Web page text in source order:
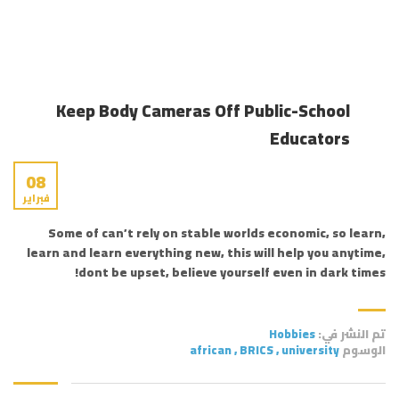
Keep Body Cameras Off Public-School
Educators
08
فبراير
Some of can’t rely on stable worlds economic, so learn,
learn and learn everything new, this will help you anytime,
dont be upset, believe yourself even in dark times!
تم النشر في:Hobbies
الوسوم african,BRICS,university